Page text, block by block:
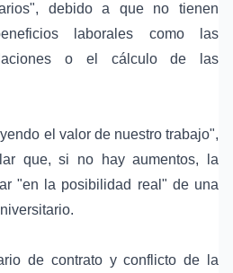
debido a que no tienen
laborales como las
o el cálculo de las
el valor de nuestro trabajo",
que, si no hay aumentos, la
"en la posibilidad real" de una
de contrato y conflicto de la